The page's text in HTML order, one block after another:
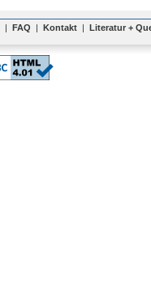
| FAQ | Kontakt | Literatur +